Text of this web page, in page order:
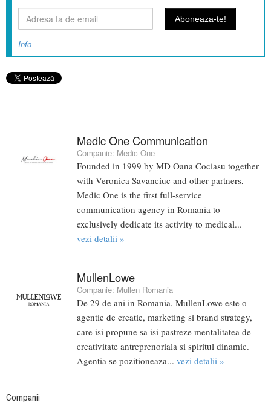
Info
Medic One Communication
Companie: Medic One
Founded in 1999 by MD Oana Cociasu together
with Veronica Savanciuc and other partners,
Medic One is the first full-service
communication agency in Romania to
exclusively dedicate its activity to medical...
vezi detalii »
MullenLowe
Companie: Mullen Romania
De 29 de ani in Romania, MullenLowe este o
agentie de creatie, marketing si brand strategy,
care isi propune sa isi pastreze mentalitatea de
creativitate antreprenoriala si spiritul dinamic.
Agentia se pozitioneaza... vezi detalii »
Companii